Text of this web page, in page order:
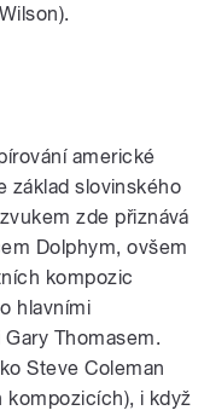
americké
základ slovinského
zde přiznává
Dolphym, ovšem
kompozic
hlavními
Thomasem.
Steve Coleman
kompozicích), i když